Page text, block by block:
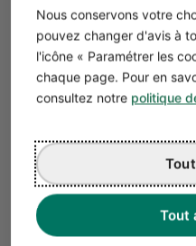
Nous conservons votre
pouvez changer d'avis à
l'icône « Paramétrer les
chaque page. Pour en
consultez notre politique
Tout
Le bail doit être
inférieure à 3 ans.
Le bail doit
deux parties de ne
règles du bail
Pour les autres clauses, la
loyer et des charges,
exercée, etc.